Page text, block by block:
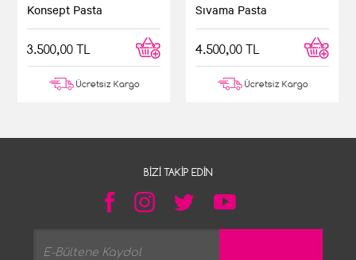
Konsept Pasta
3.500,00 TL
Ücretsiz Kargo
Sıvama Pasta
4.500,00 TL
Ücretsiz Kargo
BIZI TAKIP EDIN